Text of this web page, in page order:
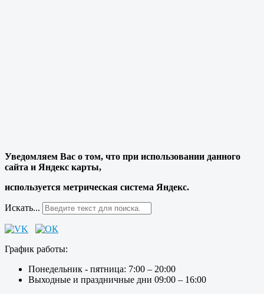
Уведомляем Вас о том, что при использовании данного
сайта и Яндекс карты,
используется метрическая система Яндекс.
Искать...
График работы:
Понедельник - пятница: 7:00 – 20:00
Выходные и праздничные дни 09:00 – 16:00